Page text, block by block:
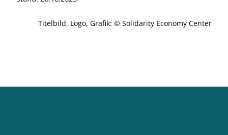
Titelbild, Logo, Grafik: © Solidarity Economy Center